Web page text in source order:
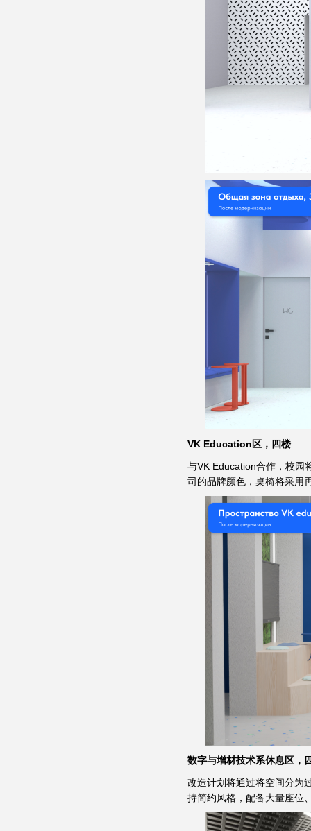
VK Education区，四楼
与VK Education合作，校园
司的品牌颜色，桌椅将采用
数字与增材技术系休息区，
改造计划将通过将空间分为
持简约风格，配备大量座位